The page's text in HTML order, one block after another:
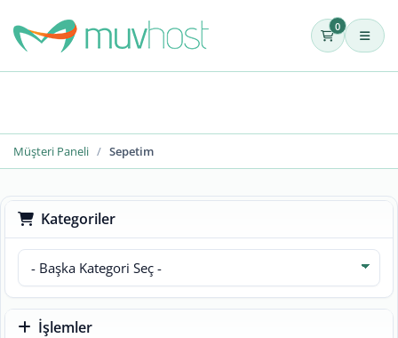
0
Müşteri Paneli Sepetim
Kategoriler
İşlemler